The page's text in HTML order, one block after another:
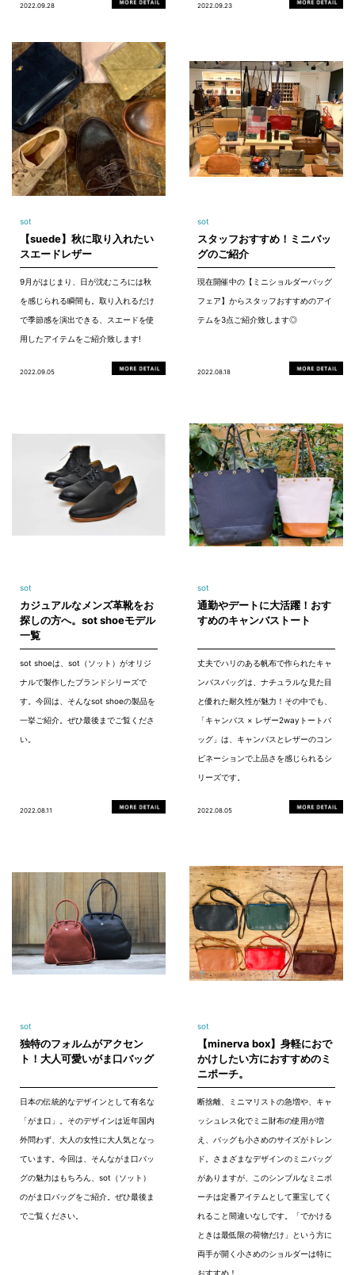
2022.09.28 2022.09.23
sot
【suede】秋に取り入れたい
スエードレザー
9月がはじまり、日が沈むころには秋
を感じられる瞬間も。取り入れるだけ
で季節感を演出できる、スエードを使
用したアイテムをご紹介致します!
2022.09.05
sot
スタッフおすすめ！ミニバッ
グのご紹介
現在開催中の【ミニショルダーバッグ
フェア】からスタッフおすすめのアイ
テムを3点ご紹介致します◎
2022.08.18
sot
カジュアルなメンズ革靴をお
探しの方へ。sot shoeモデル
一覧
sot shoeは、sot（ソット）がオリジ
ナルで製作したブランドシリーズで
す。今回は、そんなsot shoeの製品を
一挙ご紹介。ぜひ最後までご覧くださ
い。
2022.08.11
sot
通勤やデートに大活躍！おす
すめのキャンバストート
丈夫でハリのある帆布で作られたキャ
ンバスバッグは、ナチュラルな見た目
と優れた耐久性が魅力！その中でも、
「キャンバス × レザー2wayトートバ
ッグ」は、キャンバスとレザーのコン
ビネーションで上品さを感じられるシ
リーズです。
2022.08.05
sot
独特のフォルムがアクセン
ト！大人可愛いがま口バッグ
日本の伝統的なデザインとして有名な
「がま口」。そのデザインは近年国内
外問わず、大人の女性に大人気となっ
ています。今回は、そんながま口バッ
グの魅力はもちろん、sot（ソット）
のがま口バッグをご紹介。ぜひ最後ま
でご覧ください。
sot
【minerva box】身軽におで
かけしたい方におすすめのミ
ニポーチ。
断捨離、ミニマリストの急増や、キャ
ッシュレス化でミニ財布の使用が増
え、バッグも小さめのサイズがトレン
ド。さまざまなデザインのミニバッグ
がありますが、このシンプルなミニポ
ーチは定番アイテムとして重宝してく
れること間違いなしです。「でかける
ときは最低限の荷物だけ」という方に
両手が開く小さめのショルダーは特に
おすすめ！